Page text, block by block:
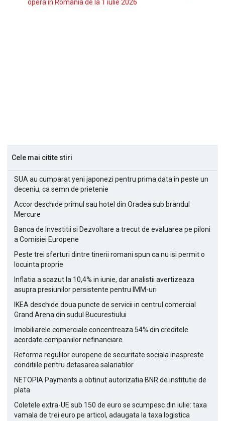
opera in Romania de la 1 iulie 2026
Cele mai citite stiri
SUA au cumparat yeni japonezi pentru prima data in peste un
deceniu, ca semn de prietenie
Accor deschide primul sau hotel din Oradea sub brandul
Mercure
Banca de Investitii si Dezvoltare a trecut de evaluarea pe piloni
a Comisiei Europene
Peste trei sferturi dintre tinerii romani spun ca nu isi permit o
locuinta proprie
Inflatia a scazut la 10,4% in iunie, dar analistii avertizeaza
asupra presiunilor persistente pentru IMM-uri
IKEA deschide doua puncte de servicii in centrul comercial
Grand Arena din sudul Bucurestiului
Imobiliarele comerciale concentreaza 54% din creditele
acordate companiilor nefinanciare
Reforma regulilor europene de securitate sociala inaspreste
conditiile pentru detasarea salariatilor
NETOPIA Payments a obtinut autorizatia BNR de institutie de
plata
Coletele extra-UE sub 150 de euro se scumpesc din iulie: taxa
vamala de trei euro pe articol, adaugata la taxa logistica